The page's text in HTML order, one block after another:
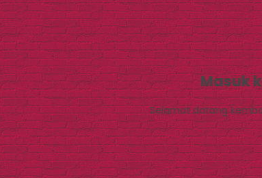
Masuk
Selamat datang